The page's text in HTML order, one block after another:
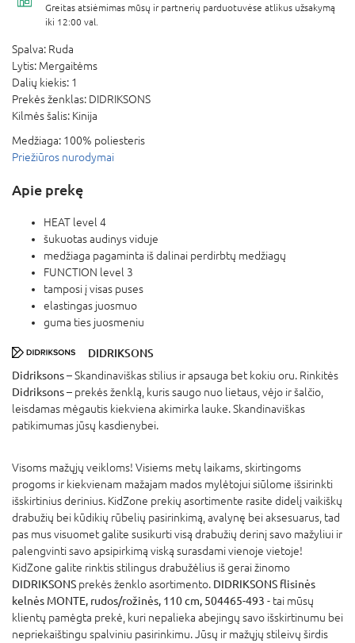
Greitas atsiėmimas mūsų ir partnerių parduotuvėse atlikus užsakymą
iki 12:00 val.
Spalva: Ruda
Lytis: Mergaitėms
Dalių kiekis: 1
Prekės ženklas: DIDRIKSONS
Kilmės šalis: Kinija
Medžiaga: 100% poliesteris
Priežiūros nurodymai
Apie prekę
HEAT level 4
šukuotas audinys viduje
medžiaga pagaminta iš dalinai perdirbtų medžiagų
FUNCTION level 3
tamposi į visas puses
elastingas juosmuo
guma ties juosmeniu
DIDRIKSONS
Didriksons– Skandinaviškas stilius ir apsauga bet kokiu oru. Rinkitės
Didriksons– prekės ženklą, kuris saugo nuo lietaus, vėjo ir šalčio,
leisdamas mėgautis kiekviena akimirka lauke. Skandinaviškas
patikimumas jūsų kasdienybei.
Visoms mažųjų veikloms! Visiems metų laikams, skirtingoms
progoms ir kiekvienam mažajam mados mylėtojui siūlome išsirinkti
išskirtinius derinius. KidZone prekių asortimente rasite didelį vaikiškų
drabužių bei kūdikių rūbelių pasirinkimą, avalynę bei aksesuarus, tad
pas mus visuomet galite susikurti visą drabužių derinį savo mažyliui ir
palengvinti savo apsipirkimą viską surasdami vienoje vietoje!
KidZone galite rinktis stilingus drabužėlius iš gerai žinomo
DIDRIKSONS prekės ženklo asortimento. DIDRIKSONS flisinės
kelnės MONTE, rudos/rožinės, 110 cm, 504465-493 - tai mūsų
klientų pamėgta prekė, kuri nepalieka abejingų savo išskirtinumu bei
nepriekaištingu spalviniu pasirinkimu. Jūsų ir mažųjų stileivų širdis